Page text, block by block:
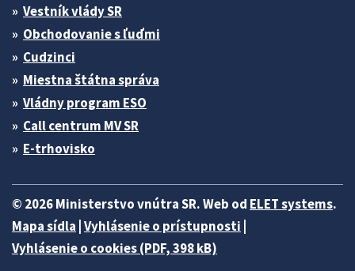
Vestník vlády SR
Obchodovanie s ľuďmi
Cudzinci
Miestna štátna správa
Vládny program ESO
Call centrum MV SR
E-trhovisko
© 2026 Ministerstvo vnútra SR. Web od ELET systems.
Mapa sídla Vyhlásenie o prístupnosti
Vyhlásenie o cookies (PDF, 398 kB)